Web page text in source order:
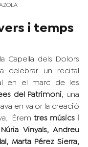
i temps
Capella dels Dolors
celebrar un recital
del Patrimoni , una
en valor la creació
Érem tres músics i
Núria Vinyals, Andreu
Marta Pérez Sierra,